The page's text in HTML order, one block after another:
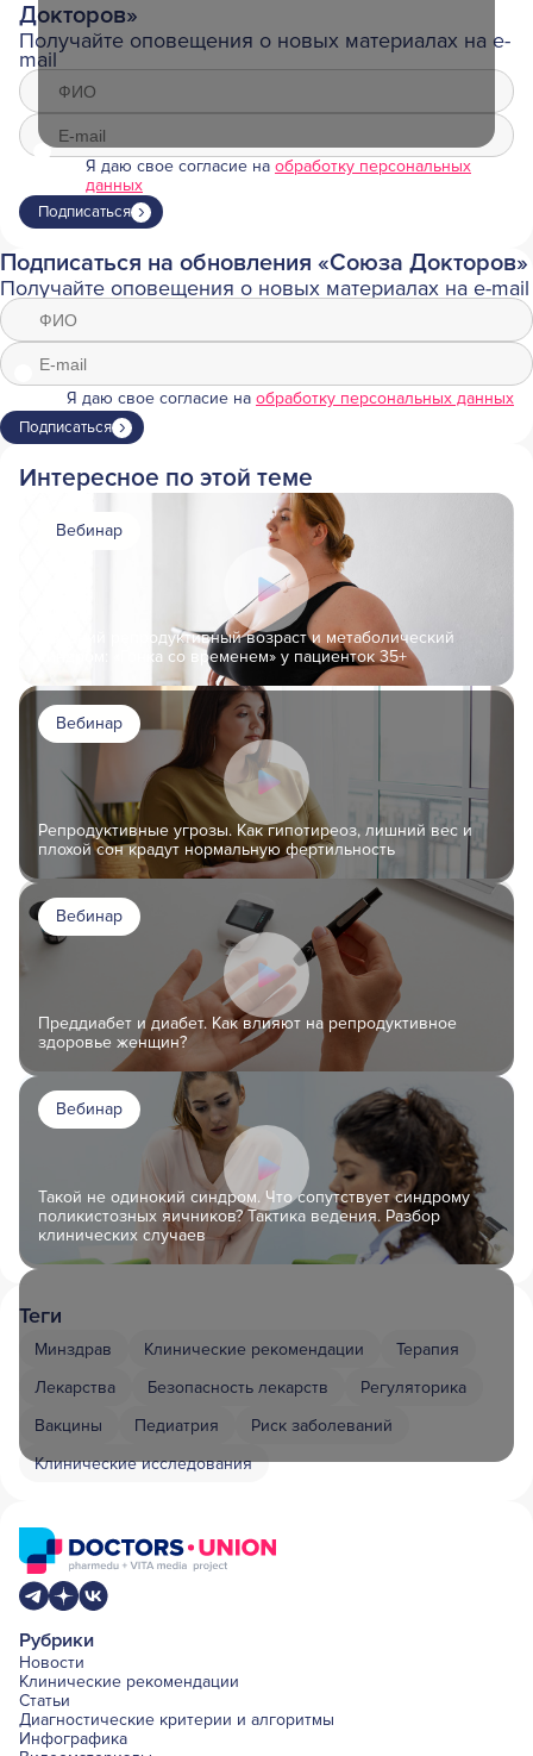
Докторов»
Получайте оповещения о новых материалах на e-
mail
Я даю свое согласие на обработку персональных
данных
Подписаться
Подписаться на обновления «Союза Докторов»
Получайте оповещения о новых материалах на e-mail
Я даю свое согласие на обработку персональных данных
Подписаться
Интересное по этой теме
Вебинар
Поздний репродуктивный возраст и метаболический
синдром: «Гонка со временем» у пациенток 35+
Вебинар
Репродуктивные угрозы. Как гипотиреоз, лишний вес и
плохой сон крадут нормальную фертильность
Вебинар
Преддиабет и диабет. Как влияют на репродуктивное
здоровье женщин?
Вебинар
Такой не одинокий синдром. Что сопутствует синдрому
поликистозных яичников? Тактика ведения. Разбор
клинических случаев
Теги
Минздрав Клинические рекомендации
Терапия
Лекарства
Безопасность лекарств
Регуляторика
Вакцины
Педиатрия
Риск заболеваний
Клинические исследования
Рубрики
Новости
Клинические рекомендации
Статьи
Диагностические критерии и алгоритмы
Инфографика